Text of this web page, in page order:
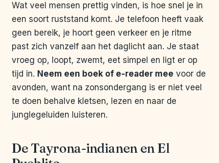
Wat veel mensen prettig vinden, is hoe snel je in
een soort ruststand komt. Je telefoon heeft vaak
geen bereik, je hoort geen verkeer en je ritme
past zich vanzelf aan het daglicht aan. Je staat
vroeg op, loopt, zwemt, eet simpel en ligt er op
tijd in. Neem een boek of e-reader mee voor de
avonden, want na zonsondergang is er niet veel
te doen behalve kletsen, lezen en naar de
junglegeluiden luisteren.
De Tayrona-indianen en El